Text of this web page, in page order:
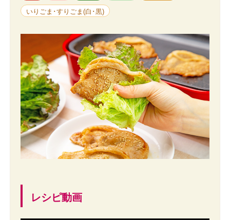
いりごま･すりごま(白･黒)
レシピ動画